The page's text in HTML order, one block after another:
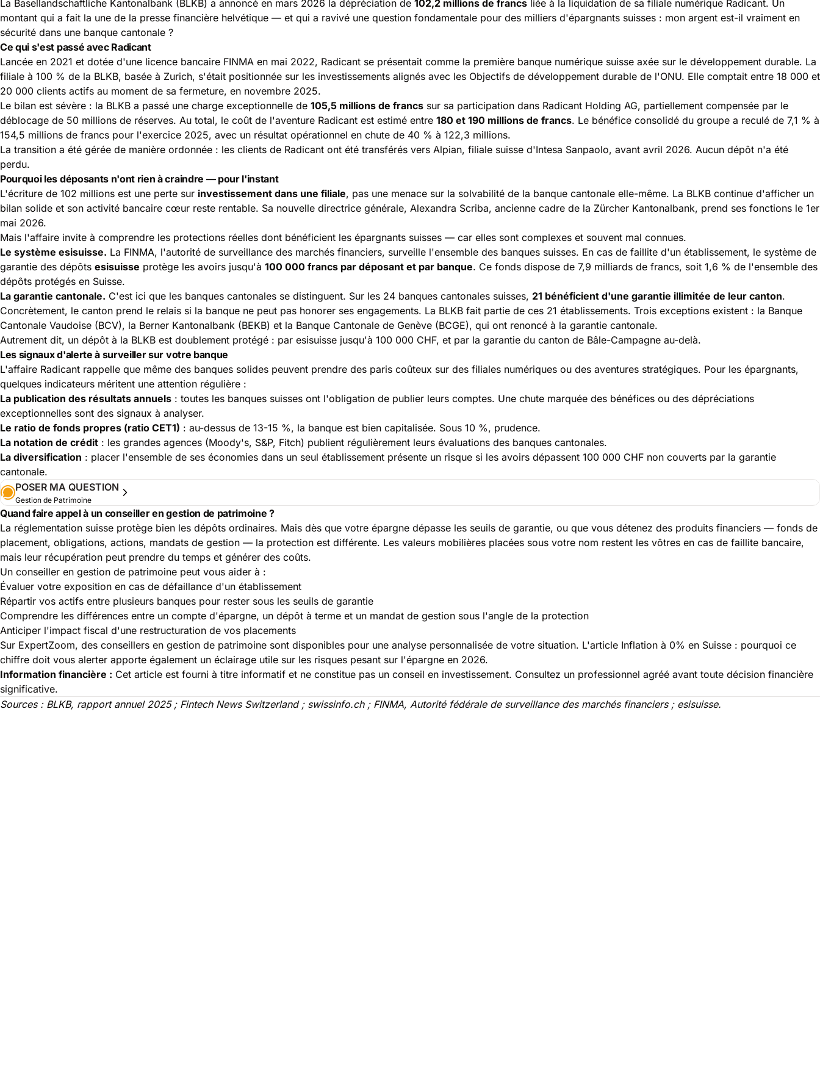
La Basellandschaftliche Kantonalbank (BLKB) a annoncé en mars 2026 la dépréciation de 102,2 millions de francs liée à la liquidation de sa filiale numérique Radicant. Un
montant qui a fait la une de la presse financière helvétique — et qui a ravivé une question fondamentale pour des milliers d'épargnants suisses : mon argent est-il vraiment en
sécurité dans une banque cantonale ?
Ce qui s'est passé avec Radicant
Lancée en 2021 et dotée d'une licence bancaire FINMA en mai 2022, Radicant se présentait comme la première banque numérique suisse axée sur le développement durable. La
filiale à 100 % de la BLKB, basée à Zurich, s'était positionnée sur les investissements alignés avec les Objectifs de développement durable de l'ONU. Elle comptait entre 18 000 et
20 000 clients actifs au moment de sa fermeture, en novembre 2025.
Le bilan est sévère : la BLKB a passé une charge exceptionnelle de 105,5 millions de francs sur sa participation dans Radicant Holding AG, partiellement compensée par le
déblocage de 50 millions de réserves. Au total, le coût de l'aventure Radicant est estimé entre 180 et 190 millions de francs. Le bénéfice consolidé du groupe a reculé de 7,1 % à
154,5 millions de francs pour l'exercice 2025, avec un résultat opérationnel en chute de 40 % à 122,3 millions.
La transition a été gérée de manière ordonnée : les clients de Radicant ont été transférés vers Alpian, filiale suisse d'Intesa Sanpaolo, avant avril 2026. Aucun dépôt n'a été
perdu.
Pourquoi les déposants n'ont rien à craindre — pour l'instant
L'écriture de 102 millions est une perte sur investissement dans une filiale, pas une menace sur la solvabilité de la banque cantonale elle-même. La BLKB continue d'afficher un
bilan solide et son activité bancaire cœur reste rentable. Sa nouvelle directrice générale, Alexandra Scriba, ancienne cadre de la Zürcher Kantonalbank, prend ses fonctions le 1er
mai 2026.
Mais l'affaire invite à comprendre les protections réelles dont bénéficient les épargnants suisses — car elles sont complexes et souvent mal connues.
Le système esisuisse. La FINMA, l'autorité de surveillance des marchés financiers, surveille l'ensemble des banques suisses. En cas de faillite d'un établissement, le système de
garantie des dépôts esisuisse protège les avoirs jusqu'à 100 000 francs par déposant et par banque. Ce fonds dispose de 7,9 milliards de francs, soit 1,6 % de l'ensemble des
dépôts protégés en Suisse.
La garantie cantonale. C'est ici que les banques cantonales se distinguent. Sur les 24 banques cantonales suisses, 21 bénéficient d'une garantie illimitée de leur canton.
Concrètement, le canton prend le relais si la banque ne peut pas honorer ses engagements. La BLKB fait partie de ces 21 établissements. Trois exceptions existent : la Banque
Cantonale Vaudoise (BCV), la Berner Kantonalbank (BEKB) et la Banque Cantonale de Genève (BCGE), qui ont renoncé à la garantie cantonale.
Autrement dit, un dépôt à la BLKB est doublement protégé : par esisuisse jusqu'à 100 000 CHF, et par la garantie du canton de Bâle-Campagne au-delà.
Les signaux d'alerte à surveiller sur votre banque
L'affaire Radicant rappelle que même des banques solides peuvent prendre des paris coûteux sur des filiales numériques ou des aventures stratégiques. Pour les épargnants,
quelques indicateurs méritent une attention régulière :
La publication des résultats annuels : toutes les banques suisses ont l'obligation de publier leurs comptes. Une chute marquée des bénéfices ou des dépréciations
exceptionnelles sont des signaux à analyser.
Le ratio de fonds propres (ratio CET1) : au-dessus de 13-15 %, la banque est bien capitalisée. Sous 10 %, prudence.
La notation de crédit : les grandes agences (Moody's, S&P, Fitch) publient régulièrement leurs évaluations des banques cantonales.
La diversification : placer l'ensemble de ses économies dans un seul établissement présente un risque si les avoirs dépassent 100 000 CHF non couverts par la garantie
cantonale.
POSER MA QUESTION
Gestion de Patrimoine
Quand faire appel à un conseiller en gestion de patrimoine ?
La réglementation suisse protège bien les dépôts ordinaires. Mais dès que votre épargne dépasse les seuils de garantie, ou que vous détenez des produits financiers — fonds de
placement, obligations, actions, mandats de gestion — la protection est différente. Les valeurs mobilières placées sous votre nom restent les vôtres en cas de faillite bancaire,
mais leur récupération peut prendre du temps et générer des coûts.
Un conseiller en gestion de patrimoine peut vous aider à :
Évaluer votre exposition en cas de défaillance d'un établissement
Répartir vos actifs entre plusieurs banques pour rester sous les seuils de garantie
Comprendre les différences entre un compte d'épargne, un dépôt à terme et un mandat de gestion sous l'angle de la protection
Anticiper l'impact fiscal d'une restructuration de vos placements
Sur ExpertZoom, des conseillers en gestion de patrimoine sont disponibles pour une analyse personnalisée de votre situation. L'article Inflation à 0% en Suisse : pourquoi ce
chiffre doit vous alerter apporte également un éclairage utile sur les risques pesant sur l'épargne en 2026.
Information financière : Cet article est fourni à titre informatif et ne constitue pas un conseil en investissement. Consultez un professionnel agréé avant toute décision financière
significative.
Sources : BLKB, rapport annuel 2025 ; Fintech News Switzerland ; swissinfo.ch ; FINMA, Autorité fédérale de surveillance des marchés financiers ; esisuisse.